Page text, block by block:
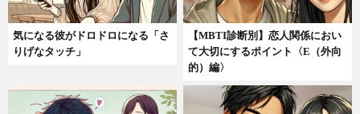
気になる彼がドロドロになる「さ
りげなタッチ」
【MBTI診断別】恋人関係におい
て大切にするポイント〈E（外向
的）編〉